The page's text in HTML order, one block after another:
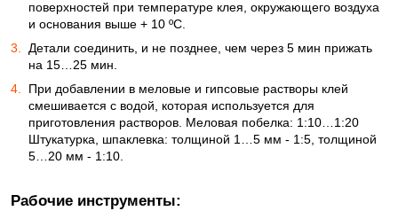
поверхностей при температуре клея, окружающего воздуха
и основания выше + 10 ºС.
Детали соединить, и не позднее, чем через 5 мин прижать
на 15…25 мин.
При добавлении в меловые и гипсовые растворы клей
смешивается с водой, которая используется для
приготовления растворов. Меловая побелка: 1:10…1:20
Штукатурка, шпаклевка: толщиной 1…5 мм - 1:5, толщиной
5…20 мм - 1:10.
Рабочие инструменты: